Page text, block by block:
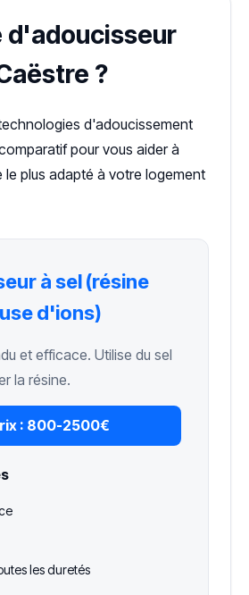
d'adoucisseur
?
d'adoucissement
pour vous aider à
le plus adapté à votre logement
à sel (résine
d'ions)
et efficace. Utilise du sel
la résine.
: 800-2500€
les duretés